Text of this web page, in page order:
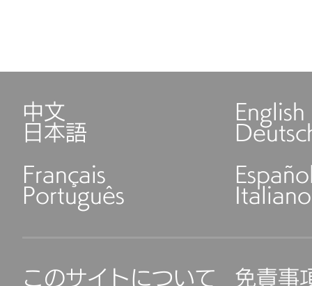
中文 English
日本語
Français
Português Italiano
このサイトについて 免責事